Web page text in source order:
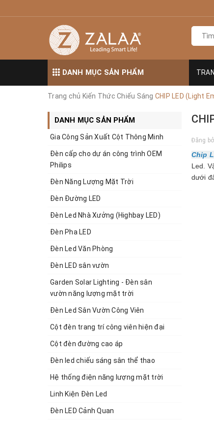
DANH MỤC SẢN PHẨM
Trang chủ Kiến Thức Chiếu Sáng CHIP LED (Light
Đăng
Chip
Led.
dưới
DANH MỤC SẢN PHẨM
Gia Công Sản Xuất Cột Thông Minh
Đèn cấp cho dự án công trình OEM
Philips
Đèn Năng Lượng Mặt Trời
Đèn Đường LED
Đèn Led Nhà Xưởng (Highbay LED)
Đèn Pha LED
Đèn Led Văn Phòng
Đèn LED sân vườn
Garden Solar Lighting - Đèn sân
vườn năng lượng mặt trời
Đèn Led Sân Vườn Công Viên
Cột đèn trang trí công viên hiện đại
Cột đèn đường cao áp
Đèn led chiếu sáng sân thể thao
Hệ thống điện năng lượng mặt trời
Linh Kiện Đèn Led
Đèn LED Cảnh Quan